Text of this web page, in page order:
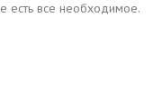
есть все необходимое.